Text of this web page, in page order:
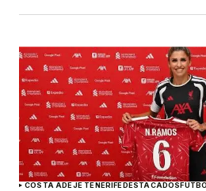
COSTA ADEJE TENERIFEDESTACADOS